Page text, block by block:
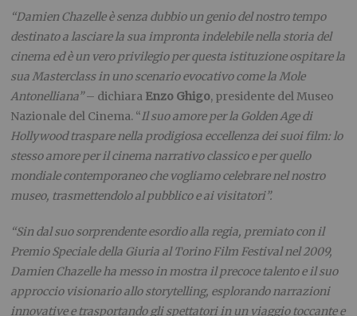
“Damien Chazelle è senza dubbio un genio del nostro tempo
destinato a lasciare la sua impronta indelebile nella storia del
cinema ed è un vero privilegio per questa istituzione ospitare la
sua Masterclass in uno scenario evocativo come la Mole
Antonelliana”– dichiara Enzo Ghigo, presidente del Museo
Nazionale del Cinema. “Il suo amore per la Golden Age di
Hollywood traspare nella prodigiosa eccellenza dei suoi film: lo
stesso amore per il cinema narrativo classico e per quello
mondiale contemporaneo che vogliamo celebrare nel nostro
museo, trasmettendolo al pubblico e ai visitatori”.
“Sin dal suo sorprendente esordio alla regia, premiato con il
Premio Speciale della Giuria al Torino Film Festival nel 2009,
Damien Chazelle ha messo in mostra il precoce talento e il suo
approccio visionario allo storytelling, esplorando narrazioni
innovative e trasportando gli spettatori in un viaggio toccante e